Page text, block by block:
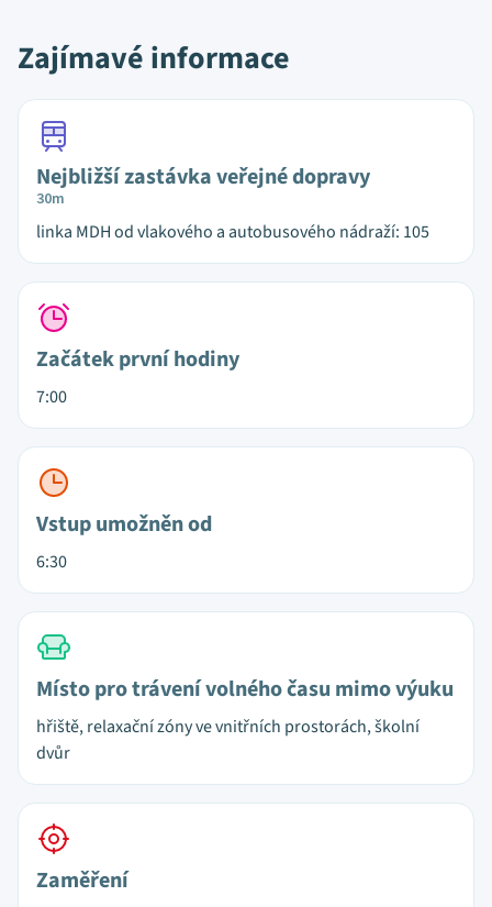
Zajímavé informace
Nejbližší zastávka veřejné dopravy
30m
linka MDH od vlakového a autobusového nádraží: 105
Začátek první hodiny
7:00
Vstup umožněn od
6:30
Místo pro trávení volného času mimo výuku
hřiště, relaxační zóny ve vnitřních prostorách, školní
dvůr
Zaměření